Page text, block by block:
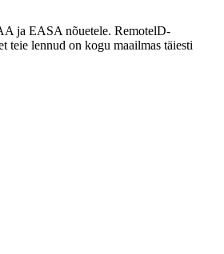
ja EASA nõuetele. RemotelD-
teie lennud on kogu maailmas täiesti